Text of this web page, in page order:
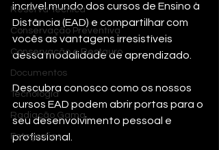
Reserva Técnica
Conservação Preventiva
Conservação e Restauro
Documentos
Tecnologia
Radiação Gama
Fotografias
incrível mundo dos cursos de Ensino à
Distância (EAD) e compartilhar com
vocês as vantagens irresistíveis
dessa modalidade de aprendizado.
Descubra conosco como os nossos
cursos EAD podem abrir portas para o
seu desenvolvimento pessoal e
profissional.